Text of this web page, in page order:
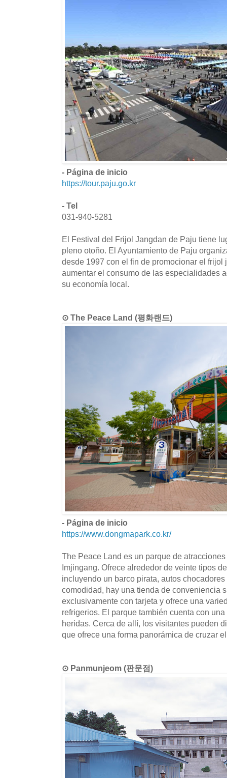
- Página de inicio
https://tour.paju.go.kr
- Tel
031-940-5281
El Festival del Frijol Jangdan de Paju tiene
pleno otoño. El Ayuntamiento de Paju
desde 1997 con el fin de promocionar el frijol
aumentar el consumo de las especialidades
su economía local.
⊙ The Peace Land (평화랜드)
- Página de inicio
https://www.dongmapark.co.kr/
The Peace Land es un parque de
Imjingang. Ofrece alrededor de veinte tipos
incluyendo un barco pirata, autos
comodidad, hay una tienda de conveniencia
exclusivamente con tarjeta y ofrece una
refrigerios. El parque también cuenta con
heridas. Cerca de allí, los visitantes pueden
que ofrece una forma panorámica de cruzar
⊙ Panmunjeom (판문점)